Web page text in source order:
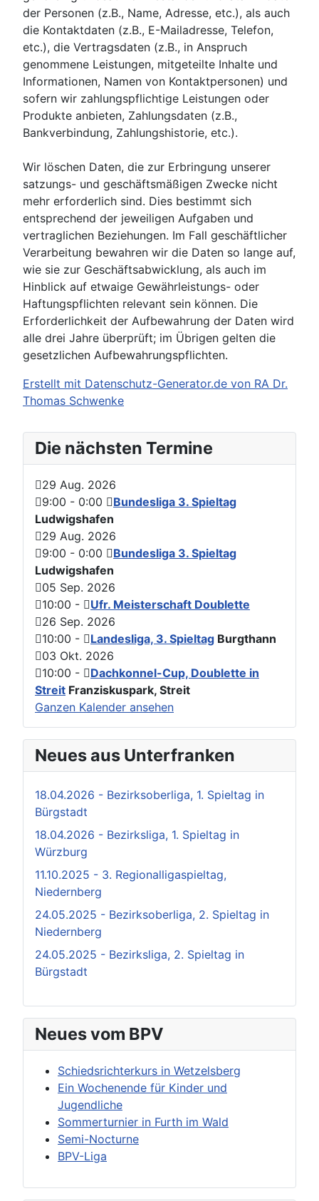
der Personen (z.B., Name, Adresse, etc.), als auch
die Kontaktdaten (z.B., E-Mailadresse, Telefon,
etc.), die Vertragsdaten (z.B., in Anspruch
genommene Leistungen, mitgeteilte Inhalte und
Informationen, Namen von Kontaktpersonen) und
sofern wir zahlungspflichtige Leistungen oder
Produkte anbieten, Zahlungsdaten (z.B.,
Bankverbindung, Zahlungshistorie, etc.).
Wir löschen Daten, die zur Erbringung unserer
satzungs- und geschäftsmäßigen Zwecke nicht
mehr erforderlich sind. Dies bestimmt sich
entsprechend der jeweiligen Aufgaben und
vertraglichen Beziehungen. Im Fall geschäftlicher
Verarbeitung bewahren wir die Daten so lange auf,
wie sie zur Geschäftsabwicklung, als auch im
Hinblick auf etwaige Gewährleistungs- oder
Haftungspflichten relevant sein können. Die
Erforderlichkeit der Aufbewahrung der Daten wird
alle drei Jahre überprüft; im Übrigen gelten die
gesetzlichen Aufbewahrungspflichten.
Erstellt mit Datenschutz-Generator.de von RA Dr.
Thomas Schwenke
Die nächsten Termine
29 Aug. 2026
9:00 - 0:00
Bundesliga 3. Spieltag
Ludwigshafen
29 Aug. 2026
9:00 - 0:00
Bundesliga 3. Spieltag
Ludwigshafen
05 Sep. 2026
10:00 -
Ufr. Meisterschaft Doublette
26 Sep. 2026
10:00 - Landesliga, 3. Spieltag Burgthann
03 Okt. 2026
10:00 -
Dachkonnel-Cup, Doublette in
Streit Franziskuspark, Streit
Ganzen Kalender ansehen
Neues aus Unterfranken
18.04.2026 - Bezirksoberliga, 1. Spieltag in
Bürgstadt
18.04.2026 - Bezirksliga, 1. Spieltag in
Würzburg
11.10.2025 - 3. Regionalligaspieltag,
Niedernberg
24.05.2025 - Bezirksoberliga, 2. Spieltag in
Niedernberg
24.05.2025 - Bezirksliga, 2. Spieltag in
Bürgstadt
Neues vom BPV
Schiedsrichterkurs in Wetzelsberg
Ein Wochenende für Kinder und
Jugendliche
Sommerturnier in Furth im Wald
Semi-Nocturne
BPV-Liga